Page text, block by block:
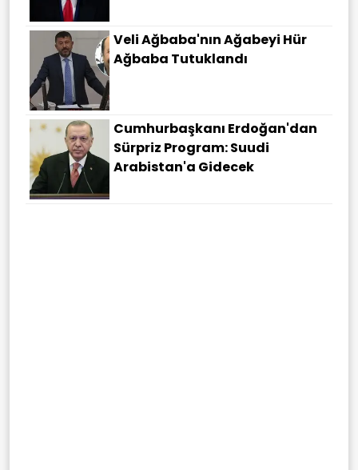
Veli Ağbaba'nın Ağabeyi Hür
Ağbaba Tutuklandı
Cumhurbaşkanı Erdoğan'dan
Sürpriz Program: Suudi
Arabistan'a Gidecek